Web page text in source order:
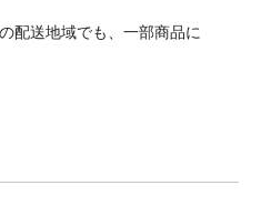
配送地域でも、一部商品に